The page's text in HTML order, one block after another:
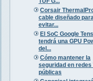
Corsair
cable diseñado para
evitar...
El SoC Google
tendrá una GPU
del...
Cómo mantener la
seguridad en redes
públicas